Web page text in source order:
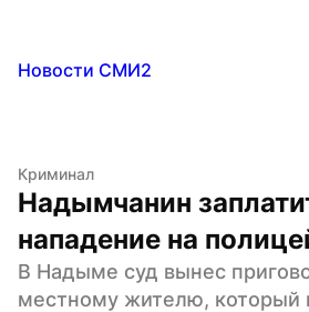
Новости СМИ2
Криминал
Надымчанин
нападение на
В Надыме суд вынес
местному жителю, который